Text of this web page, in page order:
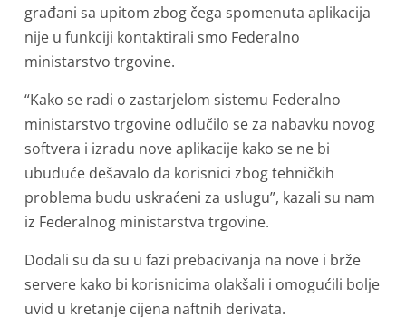
građani sa upitom zbog čega spomenuta aplikacija
nije u funkciji kontaktirali smo Federalno
ministarstvo trgovine.
“Kako se radi o zastarjelom sistemu Federalno
ministarstvo trgovine odlučilo se za nabavku novog
softvera i izradu nove aplikacije kako se ne bi
ubuduće dešavalo da korisnici zbog tehničkih
problema budu uskraćeni za uslugu”, kazali su nam
iz Federalnog ministarstva trgovine.
Dodali su da su u fazi prebacivanja na nove i brže
servere kako bi korisnicima olakšali i omogućili bolje
uvid u kretanje cijena naftnih derivata.